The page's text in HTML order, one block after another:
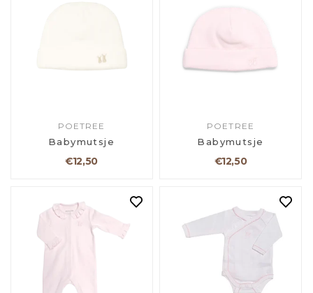
POETREE
Babymutsje
€12,50
POETREE
Babymutsje
€12,50